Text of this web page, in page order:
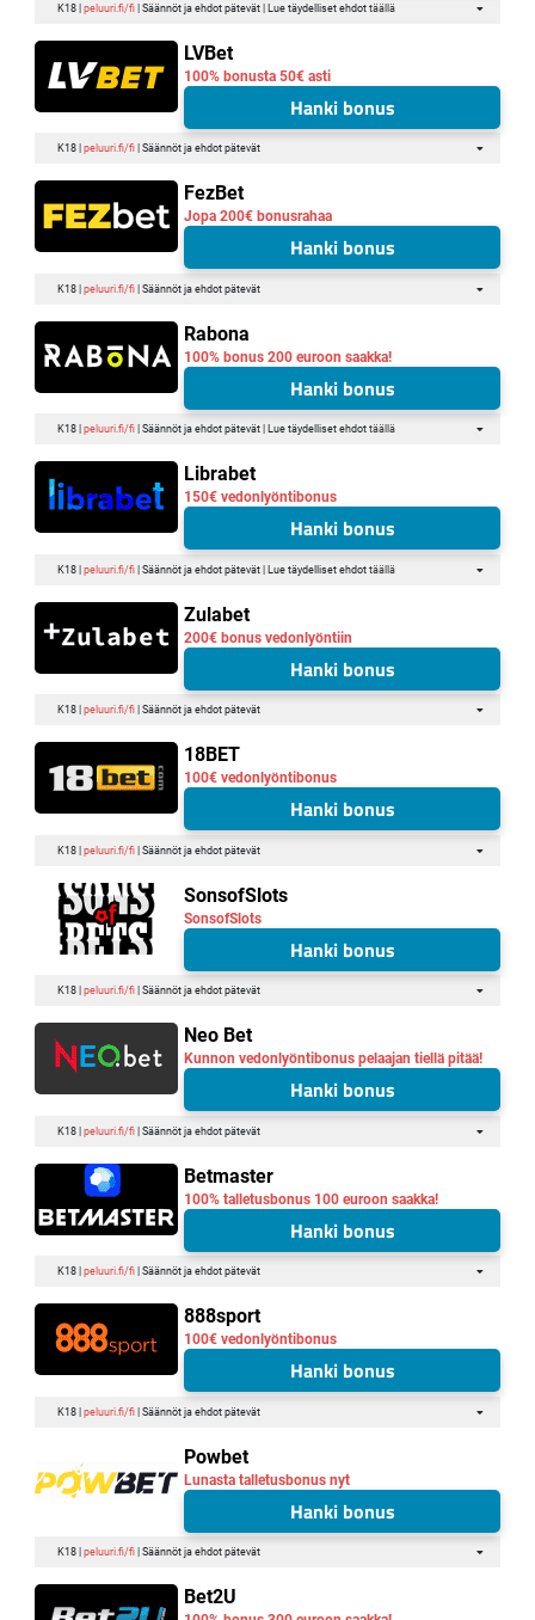
K18 | peluuri.fi/fi| Säännöt ja ehdot pätevät | Lue täydelliset ehdot täällä
LVBet
100% bonusta 50€ asti
Hanki bonus
K18 | peluuri.fi/fi| Säännöt ja ehdot pätevät
FezBet
Jopa 200€ bonusrahaa
Hanki bonus
K18 | peluuri.fi/fi| Säännöt ja ehdot pätevät
Rabona
100% bonus 200 euroon saakka!
Hanki bonus
K18 | peluuri.fi/fi| Säännöt ja ehdot pätevät | Lue täydelliset ehdot täällä
Librabet
150€ vedonlyöntibonus
Hanki bonus
K18 | peluuri.fi/fi| Säännöt ja ehdot pätevät | Lue täydelliset ehdot täällä
Zulabet
200€ bonus vedonlyöntiin
Hanki bonus
K18 | peluuri.fi/fi| Säännöt ja ehdot pätevät
18BET
100€ vedonlyöntibonus
Hanki bonus
K18 | peluuri.fi/fi| Säännöt ja ehdot pätevät
SonsofSlots
SonsofSlots
Hanki bonus
K18 | peluuri.fi/fi| Säännöt ja ehdot pätevät
Neo Bet
Kunnon vedonlyöntibonus pelaajan tiellä pitää!
Hanki bonus
K18 | peluuri.fi/fi| Säännöt ja ehdot pätevät
Betmaster
100% talletusbonus 100 euroon saakka!
Hanki bonus
K18 | peluuri.fi/fi| Säännöt ja ehdot pätevät
888sport
100€ vedonlyöntibonus
Hanki bonus
K18 | peluuri.fi/fi| Säännöt ja ehdot pätevät
Powbet
Lunasta talletusbonus nyt
Hanki bonus
K18 | peluuri.fi/fi| Säännöt ja ehdot pätevät
Bet2U